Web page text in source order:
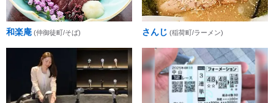
和楽庵 (仲御徒町/そば) さんじ (稲荷町/ラーメン)